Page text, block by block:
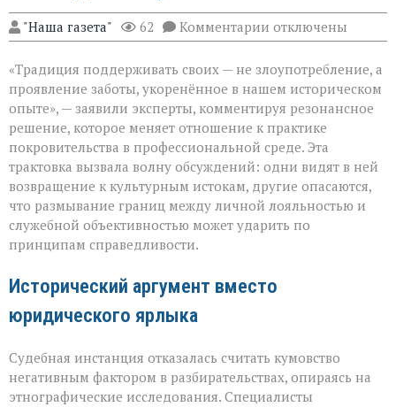
"Наша газета" 62 Комментарии к
записи
не
только
но
и
пропуск?» — о
новом
взгляде
на
кумовство
отключены
«Традиция поддерживать своих — не злоупотребление, а
проявление заботы, укоренённое в нашем историческом
опыте», — заявили эксперты, комментируя резонансное
решение, которое меняет отношение к практике
покровительства в профессиональной среде. Эта
трактовка вызвала волну обсуждений: одни видят в ней
возвращение к культурным истокам, другие опасаются,
что размывание границ между личной лояльностью и
служебной объективностью может ударить по
принципам справедливости.
Исторический аргумент вместо
юридического ярлыка
Судебная инстанция отказалась считать кумовство
негативным фактором в разбирательствах, опираясь на
этнографические исследования. Специалисты